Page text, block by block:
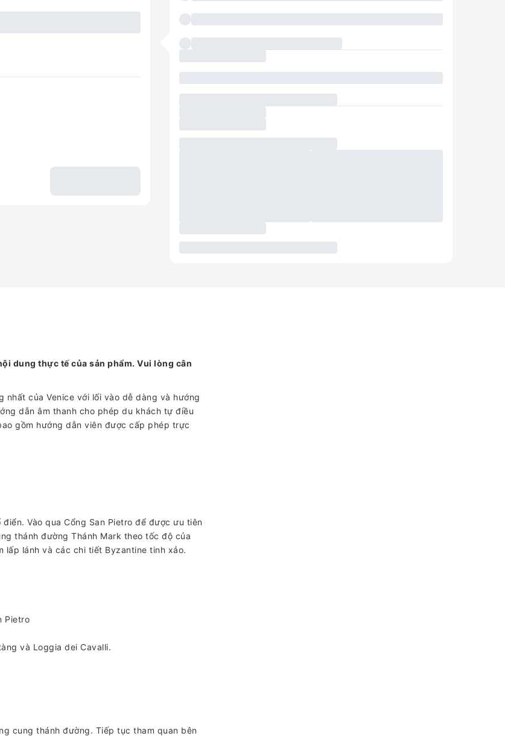
dung thực tế của sản phẩm. Vui lòng cân
của Venice với lối vào dễ dàng và hướng
dẫn âm thanh cho phép du khách tự điều
gồm hướng dẫn viên được cấp phép trực
Vào qua Cổng San Pietro để được ưu tiên
thánh đường Thánh Mark theo tốc độ của
lấp lánh và các chi tiết Byzantine tinh xảo.
Pietro
và Loggia dei Cavalli.
cung thánh đường. Tiếp tục tham quan bên